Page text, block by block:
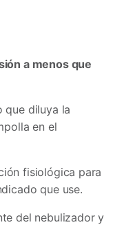
a menos que
que diluya la
en el
fisiológica para
que use.
del nebulizador y